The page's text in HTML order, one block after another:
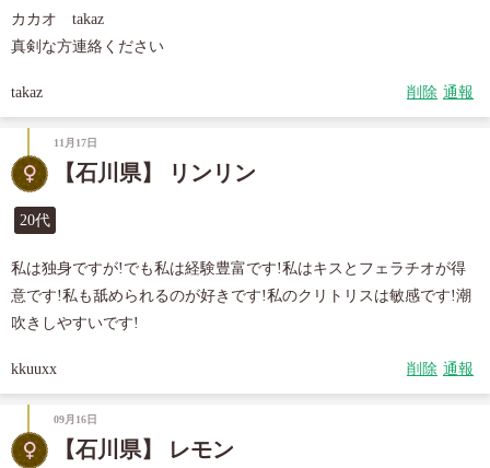
カカオ　takaz
真剣な方連絡ください
takaz 削除 通報
11月17日
【石川県】 リンリン
20代
私は独身ですが!でも私は経験豊富です!私はキスとフェラチオが得
意です!私も舐められるのが好きです!私のクリトリスは敏感です!潮
吹きしやすいです!
kkuuxx 削除 通報
09月16日
【石川県】 レモン